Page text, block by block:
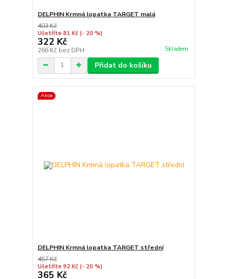
DELPHIN Krmná lopatka TARGET malá
403 Kč
Ušetříte 81 Kč (- 20 %)
322 Kč
266 Kč bez DPH Skladem
Přidat do košíku
Akce
DELPHIN Krmná lopatka TARGET střední
457 Kč
Ušetříte 92 Kč (- 20 %)
365 Kč